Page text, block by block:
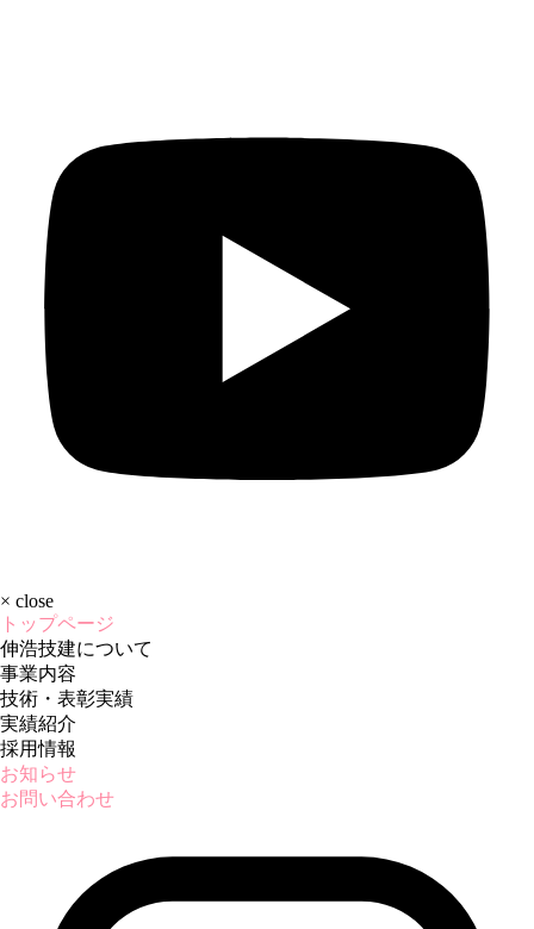
× close
トップページ
伸浩技建について
事業内容
技術・表彰実績
実績紹介
採用情報
お知らせ
お問い合わせ